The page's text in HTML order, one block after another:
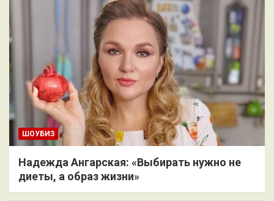
ШОУБИЗ
Надежда Ангарская: «Выбирать нужно не
диеты, а образ жизни»